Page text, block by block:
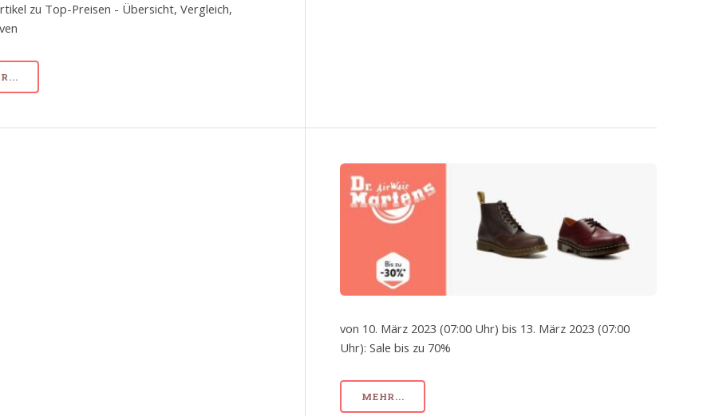
zu Top-Preisen - Übersicht, Vergleich,
von 10. März 2023 (07:00 Uhr) bis 13. März 2023 (07:00
Uhr): Sale bis zu 70%
MEHR...